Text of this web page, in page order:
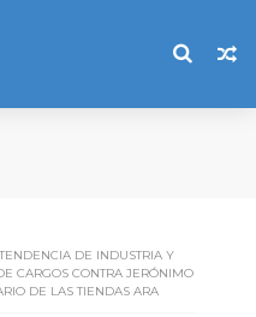
DE INDUSTRIA Y
CARGOS CONTRA JERÓNIMO
DE LAS TIENDAS ARA